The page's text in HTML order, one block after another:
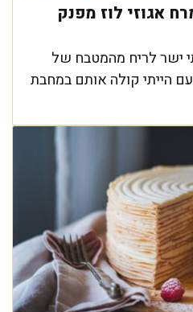
אגוזי לוז מפנק
ישר לריח מהמטבח של
הייתי קולה אותם במחבת